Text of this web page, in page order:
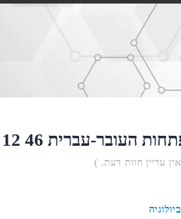
העובר-עברית 46 12
עדיין חוות דעת. )